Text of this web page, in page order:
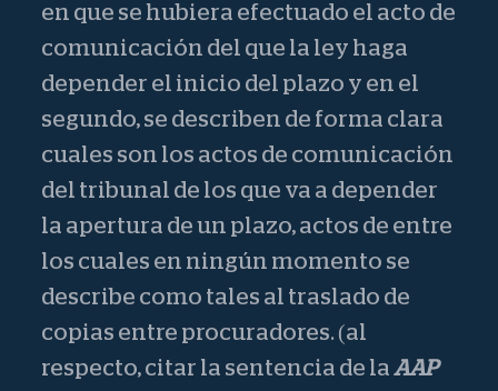
en que se hubiera efectuado el acto de
comunicación del que la ley haga
depender el inicio del plazo y en el
segundo, se describen de forma clara
cuales son los actos de comunicación
del tribunal de los que va a depender
la apertura de un plazo, actos de entre
los cuales en ningún momento se
describe como tales al traslado de
copias entre procuradores. (al
respecto, citar la sentencia de laAAP